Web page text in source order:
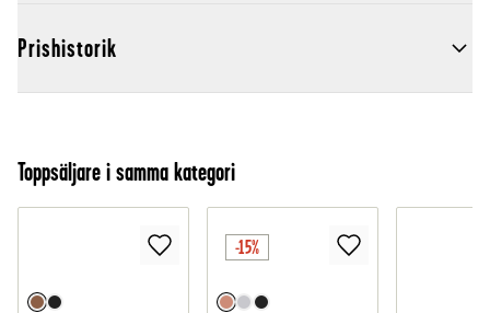
Prishistorik
Toppsäljare i samma kategori
-15%